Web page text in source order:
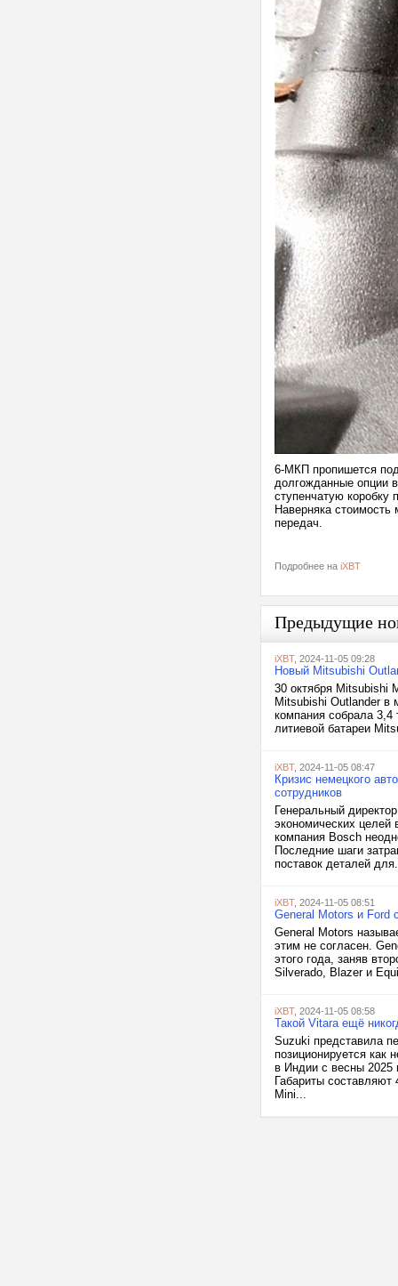
6-МКП пропишется
долгожданные опции
ступенчатую коробку
Наверняка
передач.
Подробнее на iXBT
Предыдущие
iXBT, 2024-11-05 09:28
Новый Mitsubishi
30 октября Mitsubishi
Mitsubishi Outlander
компания собрала 3,4
литиевой батареи
iXBT, 2024-11-05 08:47
Кризис немецкого
сотрудников
Генеральный
экономических
компания Bosch
Последние шаги
поставок деталей
iXBT, 2024-11-05 08:51
General Motors и Ford
General Motors
этим не согласен.
этого года, заняв
Silverado, Blazer и
iXBT, 2024-11-05 08:58
Такой Vitara ещё
Suzuki представила
позиционируется как
в Индии с весны 2025
Габариты
Mini...